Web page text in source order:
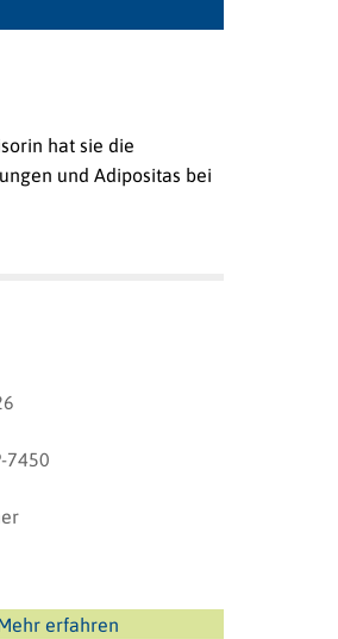
hat sie die
und Adipositas bei
7450
erfahren